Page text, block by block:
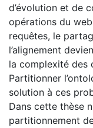
d’évolution et de
opérations du
requêtes, le
l’alignement
la complexité des
Partitionner
solution à ces
Dans cette thèse
partitionnement